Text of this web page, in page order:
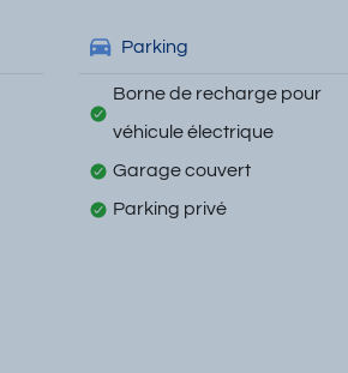
Parking
Borne de recharge pour
véhicule électrique
Garage couvert
Parking privé